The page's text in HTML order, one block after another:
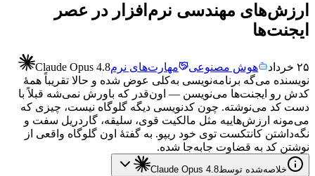
‏ارزش‌های مهندسی نرم‌افزار در عصر
ایجنت‌ها
۲۵ خرداد هوش مصنوعی مهارت‌های نرمClaude Opus 4.8
نویسنده می‌گه برنامه‌نویسی به‌کلی عوض شده و حالا تقریباً همهٔ
کدش رو ایجنت‌ها می‌نویسن — اون‌قدر که باورش نمی‌شه قبلاً با
دست کد می‌نوشته. چون کدنویسی دیگه گلوگاه نیست، چیزی که
می‌مونه ارزش‌هاییه مثل مالکیت قوی، سلیقه، گاردریل سفت و
نگه‌داشتن کانتکست توی خود ریپو. به گفتهٔ اون گلوگاه واقعی از
نوشتن کد به قضاوت جابه‌جا شده.
خلاصه‌شده توسطClaude Opus 4.8